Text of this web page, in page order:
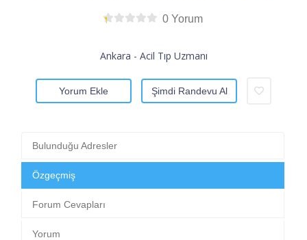
0 Yorum
Ankara - Acil Tıp Uzmanı
Yorum Ekle Şimdi Randevu Al
Bulunduğu Adresler
Özgeçmiş
Forum Cevapları
Yorum